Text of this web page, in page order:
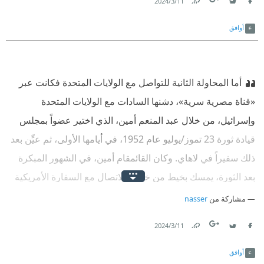
أوافق
أما المحاولة الثانية للتواصل مع الولايات المتحدة فكانت عبر
«قناة مصرية سرية»، دشنها السادات مع الولايات المتحدة
وإسرائيل، من خلال عبد المنعم أمين، الذي اختير عضواً بمجلس
قيادة ثورة 23 تموز/يوليو عام 1952، في أيامها الأولى، ثم عيِّن بعد
ذلك سفيراً في لاهاي. وكان القائمقام أمين، في الشهور المبكرة
بعد الثورة، يمسك بخيط من خيوط الاتصال مع السفارة الأمريكية
في القاهرة، بتكليف من مجلس قيادة الثورة، وكان الموضوع الذي
ولم يعد إليها إلا فور وفاة عبدالناصر
مشاركة من nasser
11‏/3‏/2024
أوافق